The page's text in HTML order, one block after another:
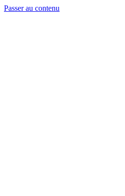
Passer au contenu